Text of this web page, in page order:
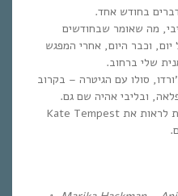
בחודש אחד.
מה שאומר שבחודשים
וכבר היום, אחרי המפגש
שלי ברחוב.
סולו עם הגיטרה – בקרוב
ובליבי אהיה שם גם.
ביום שלישי, לעומת זאת, אני הולכת לראות את Kate Tempest